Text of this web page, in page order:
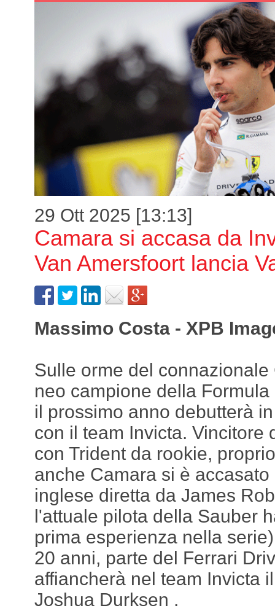
29 Ott 2025 [13:13]
Camara si accasa da
Van Amersfoort lancia
Massimo Costa - XPB
Sulle orme del
neo campione della
il prossimo anno debutterà
con il team Invicta. Vincitore
con Trident da rookie,
anche Camara si è
inglese diretta da James
l'attuale pilota della Sauber
prima esperienza nella
20 anni, parte del Ferrari
affiancherà nel team Invicta
Joshua Durksen .